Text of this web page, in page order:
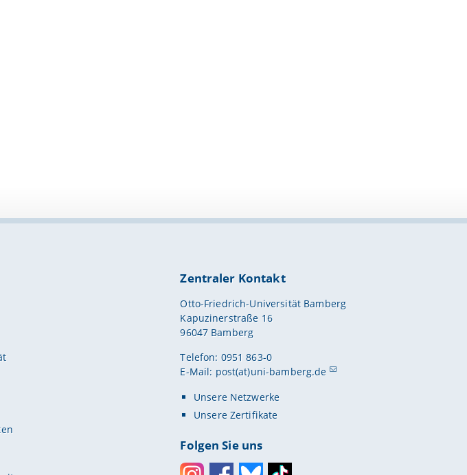
Zentraler Kontakt
Otto-Friedrich-Universität Bamberg
Kapuzinerstraße 16
96047 Bamberg
Telefon: 0951 863-0
E-Mail: post(at)uni-bamberg.de
Unsere Netzwerke
Unsere Zertifikate
Folgen Sie uns